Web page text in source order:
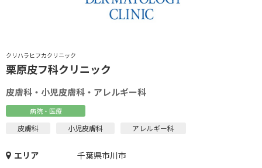
クリハラヒフカクリニック
栗原皮フ科クリニック
皮膚科・小児皮膚科・アレルギー科
病院・医療
皮膚科 小児皮膚科 アレルギー科
エリア
千葉県市川市